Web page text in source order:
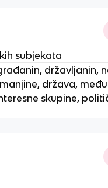
subjekata
državljanin,
država,
skupine,